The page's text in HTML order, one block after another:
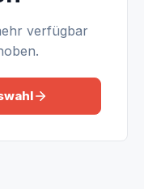
verfügbar